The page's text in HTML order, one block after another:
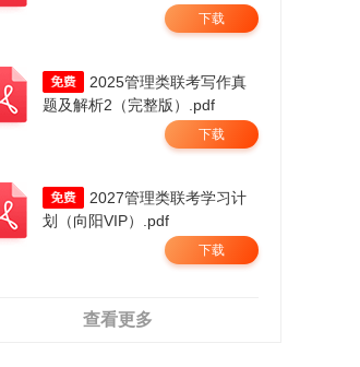
下载
2025管理类联考写作真
题及解析2（完整版）.pdf
下载
2027管理类联考学习计
划（向阳VIP）.pdf
下载
查看更多